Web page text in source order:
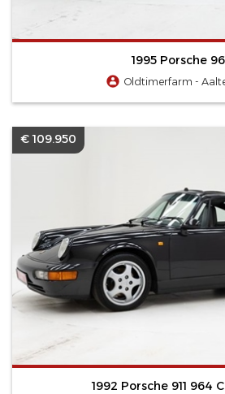
1995 Porsche
Oldtimerfarm -
€ 109.950
1992 Porsche 911 964